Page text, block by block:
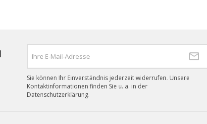
Sie können Ihr Einverständnis jederzeit widerrufen. Unsere
Kontaktinformationen finden Sie u. a. in der
Datenschutzerklärung.